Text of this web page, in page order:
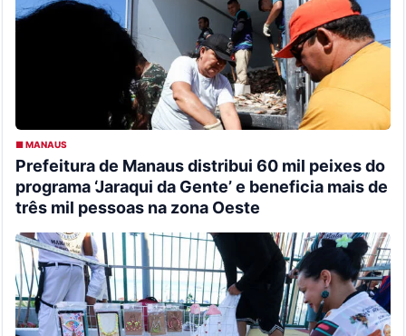
■ MANAUS
Prefeitura de Manaus distribui 60 mil peixes do
programa ‘Jaraqui da Gente’ e beneficia mais de
três mil pessoas na zona Oeste